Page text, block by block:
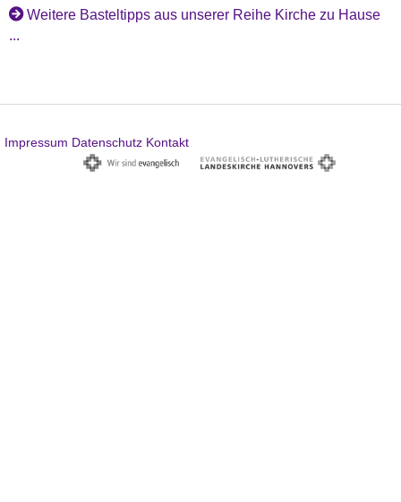
Weitere Basteltipps aus unserer Reihe Kirche zu Hause
...
Impressum Datenschutz Kontakt